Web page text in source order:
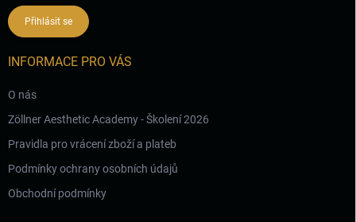
Přihlásit se
INFORMACE PRO VÁS
O nás
Zöllner Aesthetic Academy - Školení 2026
Pravidla pro vrácení zboží a plateb
Podmínky ochrany osobních údajů
Obchodní podmínky